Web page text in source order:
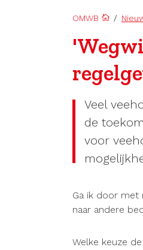
OMWB /
Veel
de
voor
Ga ik door met
naar andere
Welke keuze